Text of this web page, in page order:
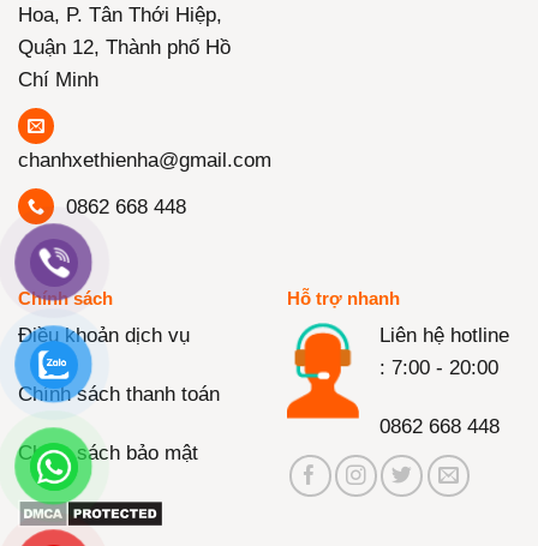
Hoa, P. Tân Thới Hiệp,
Quận 12, Thành phố Hồ
Chí Minh
chanhxethienha@gmail.com
0862 668 448
Chính sách
Điều khoản dịch vụ
Chính sách thanh toán
Chính sách bảo mật
Hỗ trợ nhanh
Liên hệ hotline
: 7:00 - 20:00
0862 668 448